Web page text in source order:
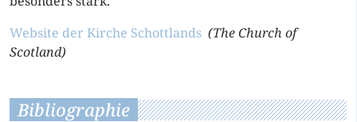
Website der Kirche Schottlands (The Church of
Scotland)
Bibliographie